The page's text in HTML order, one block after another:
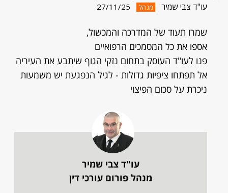
עו"ד צבי שמיר מנהל 27/11/25
שמרו תעוד של המדרכה והמכשול,
אספו את כל המסמכים הרפואיים
פנו לעו"ד העוסק בתחום נזקי הגוף שיתבע את העיריה
אל תפתחו ציפיות גדולות - לגיל הנפגעת יש משמעות
ניכרת על סכום הפיצוי
עו"ד צבי שמיר
מנהל פורום עורכי דין